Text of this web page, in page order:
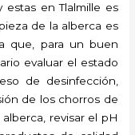
estas en Tlalmille es
de la alberca es
que, para un buen
evaluar el estado
de desinfección,
de los chorros de
revisar el pH